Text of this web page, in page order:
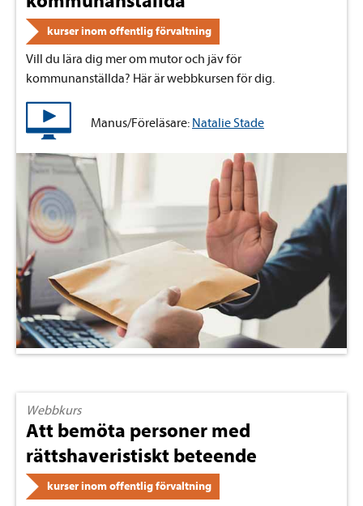
kurser inom offentlig förvaltning
Vill du lära dig mer om mutor och jäv för
kommunanställda? Här är webbkursen för dig.
Manus/Föreläsare: Natalie Stade
Webbkurs
Att bemöta personer med
rättshaveristiskt beteende
kurser inom offentlig förvaltning